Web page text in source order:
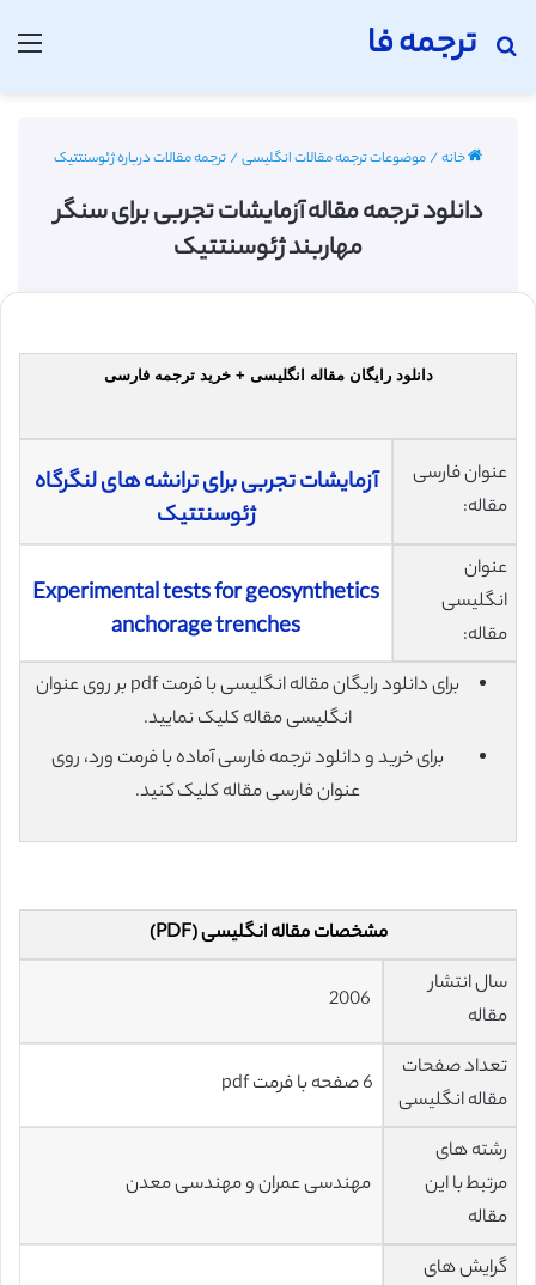
ترجمه فا
جستجو برای
خانه/موضوعات ترجمه مقالات انگلیسی/ترجمه مقالات درباره ژئوسنتتیک
دانلود ترجمه مقاله آزمایشات تجربی برای سنگر
مهاربند ژئوسنتتیک
دانلود رایگان مقاله انگلیسی + خرید ترجمه فارسی
عنوان فارسی
مقاله:
آزمایشات تجربی برای ترانشه های لنگرگاه
ژئوسنتتیک
عنوان
انگلیسی
مقاله:
Experimental tests for geosynthetics
anchorage trenches
برای دانلود رایگان مقاله انگلیسی با فرمت pdf بر روی عنوان
انگلیسی مقاله کلیک نمایید.
برای خرید و دانلود ترجمه فارسی آماده با فرمت ورد، روی
عنوان فارسی مقاله کلیک کنید.
مشخصات مقاله انگلیسی (PDF)
سال انتشار
مقاله
تعداد صفحات
مقاله انگلیسی
6 صفحه با فرمت pdf
رشته های
مرتبط با این
مقاله
مهندسی عمران و مهندسی معدن
گرایش های